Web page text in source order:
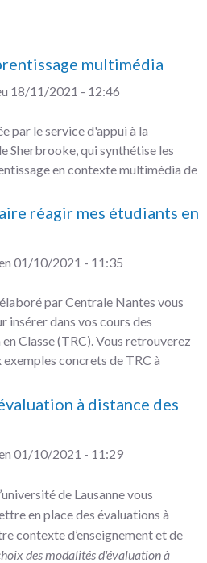
multimédia
18/11/2021 - 12:46
par le service d'appui à la
Sherbrooke, qui synthétise les
en contexte multimédia de
réagir mes étudiants en
01/10/2021 - 11:35
par Centrale Nantes vous
insérer dans vos cours des
Classe (TRC). Vous retrouverez
concrets de TRC à
à distance des
01/10/2021 - 11:29
de Lausanne vous
en place des évaluations à
contexte d’enseignement et de
des modalités d'évaluation à